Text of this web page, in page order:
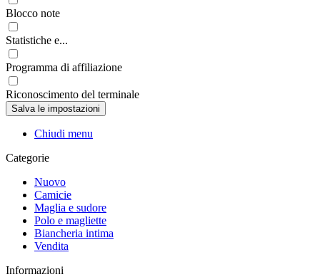
Blocco note
Statistiche e...
Programma di affiliazione
Riconoscimento del terminale
Chiudi menu
Categorie
Nuovo
Camicie
Maglia e sudore
Polo e magliette
Biancheria intima
Vendita
Informazioni